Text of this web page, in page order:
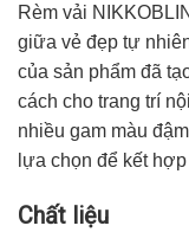
Rèm vải
giữa vẻ đẹp tự
của sản phẩm đã
cách cho trang trí
nhiều gam màu
lựa chọn để kết
Chất liệu